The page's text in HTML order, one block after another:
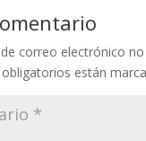
correo electrónico no
están